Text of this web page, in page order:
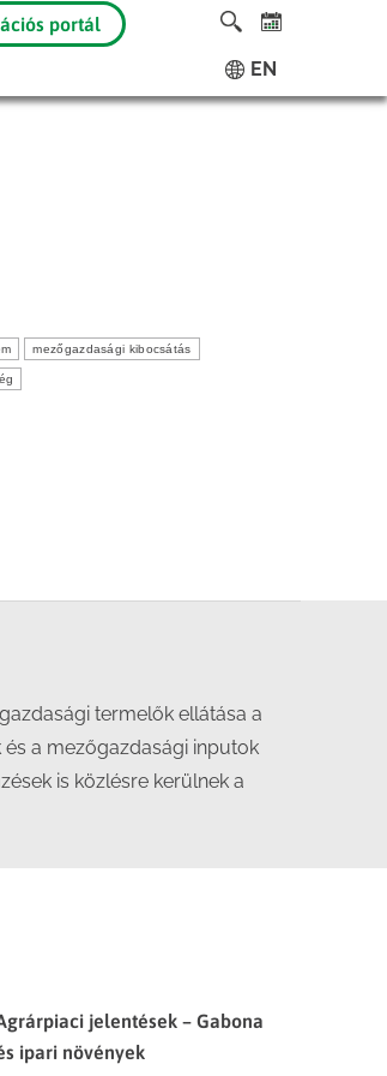
portál
EN
mezőgazdasági kibocsátás
termelők ellátása a
a mezőgazdasági inputok
is közlésre kerülnek a
jelentések – Gabona
ipari növények